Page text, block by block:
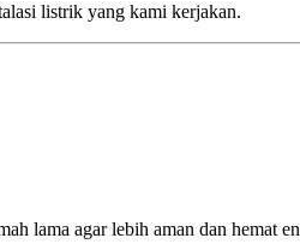
listrik yang kami kerjakan.
lama agar lebih aman dan hemat